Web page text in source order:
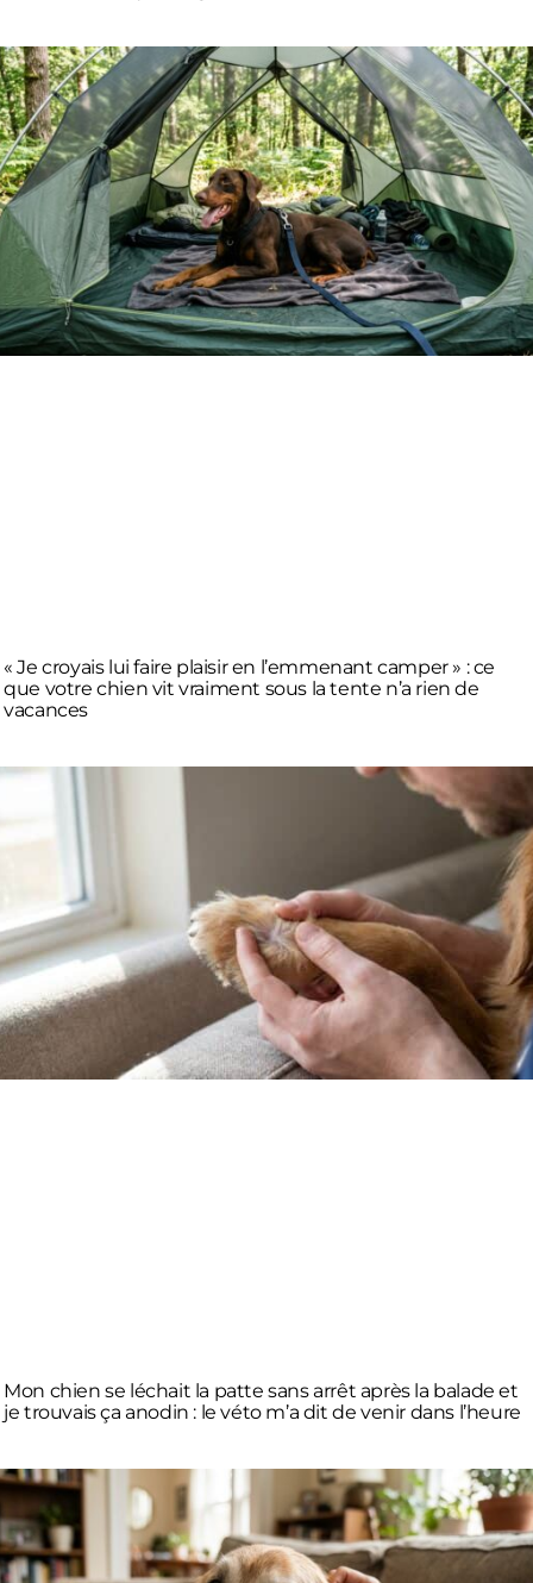
« Je croyais lui faire plaisir en l’emmenant camper » : ce
que votre chien vit vraiment sous la tente n’a rien de
vacances
Mon chien se léchait la patte sans arrêt après la balade et
je trouvais ça anodin : le véto m’a dit de venir dans l’heure